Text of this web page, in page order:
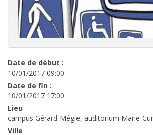
Date de début :
10/01/2017 09:00
Date de fin :
10/01/2017 17:00
Lieu
campus Gérard-Mégie, auditorium Marie-
Ville